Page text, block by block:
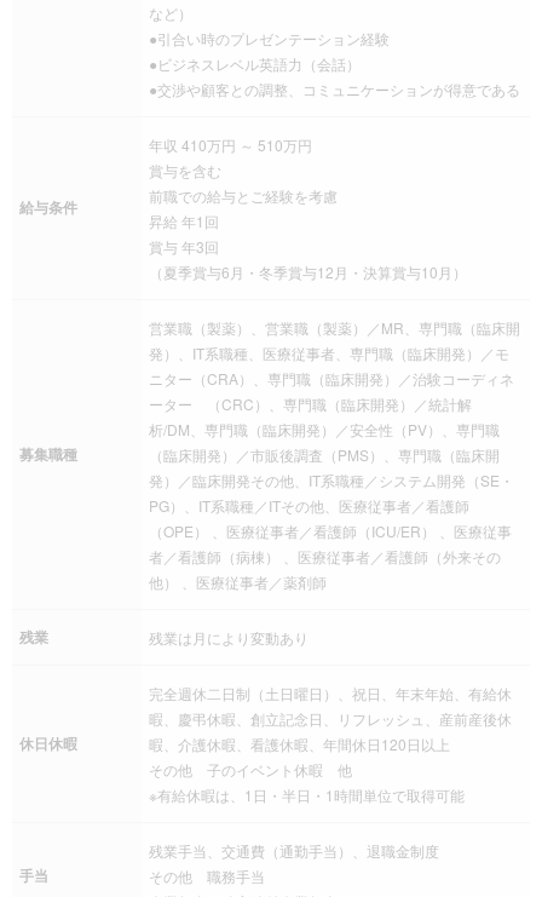
など）
●引合い時のプレゼンテーション経験
●ビジネスレベル英語力（会話）
●交渉や顧客との調整、コミュニケーションが得意である
給与条件
年収 410万円 ～ 510万円
賞与を含む
前職での給与とご経験を考慮
昇給 年1回
賞与 年3回
（夏季賞与6月・冬季賞与12月・決算賞与10月）
募集職種
営業職（製薬）、営業職（製薬）／MR、専門職（臨床開
発）、IT系職種、医療従事者、専門職（臨床開発）／モ
ニター（CRA）、専門職（臨床開発）／治験コーディネ
ーター （CRC）、専門職（臨床開発）／統計解
析/DM、専門職（臨床開発）／安全性（PV）、専門職
（臨床開発）／市販後調査（PMS）、専門職（臨床開
発）／臨床開発その他、IT系職種／システム開発（SE・
PG）、IT系職種／ITその他、医療従事者／看護師
（OPE） 、医療従事者／看護師（ICU/ER） 、医療従事
者／看護師（病棟） 、医療従事者／看護師（外来その
他） 、医療従事者／薬剤師
残業 残業は月により変動あり
休日休暇
完全週休二日制（土日曜日）、祝日、年末年始、有給休
暇、慶弔休暇、創立記念日、リフレッシュ、産前産後休
暇、介護休暇、看護休暇、年間休日120日以上
その他 子のイベント休暇 他
※有給休暇は、1日・半日・1時間単位で取得可能
手当
残業手当、交通費（通勤手当）、退職金制度
その他 職務手当